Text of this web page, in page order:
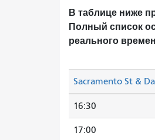
В таблице ниже
Полный список
реального
Sacramento St &
16:30
17:00